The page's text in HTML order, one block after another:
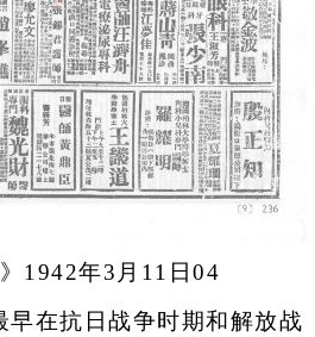
》1942年3月11日04
在抗日战争时期和解放战